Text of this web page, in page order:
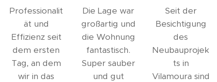
Professionalit
ät und
Effizienz seit
dem ersten
Tag, an dem
wir in das
Die Lage war
großartig und
die Wohnung
fantastisch.
Super sauber
und gut
Seit der
Besichtigung
des
Neubauprojek
ts in
Vilamoura sind